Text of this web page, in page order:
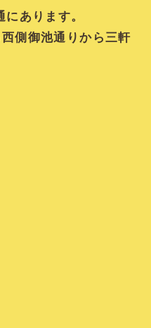
あります。
側御池通りから三軒